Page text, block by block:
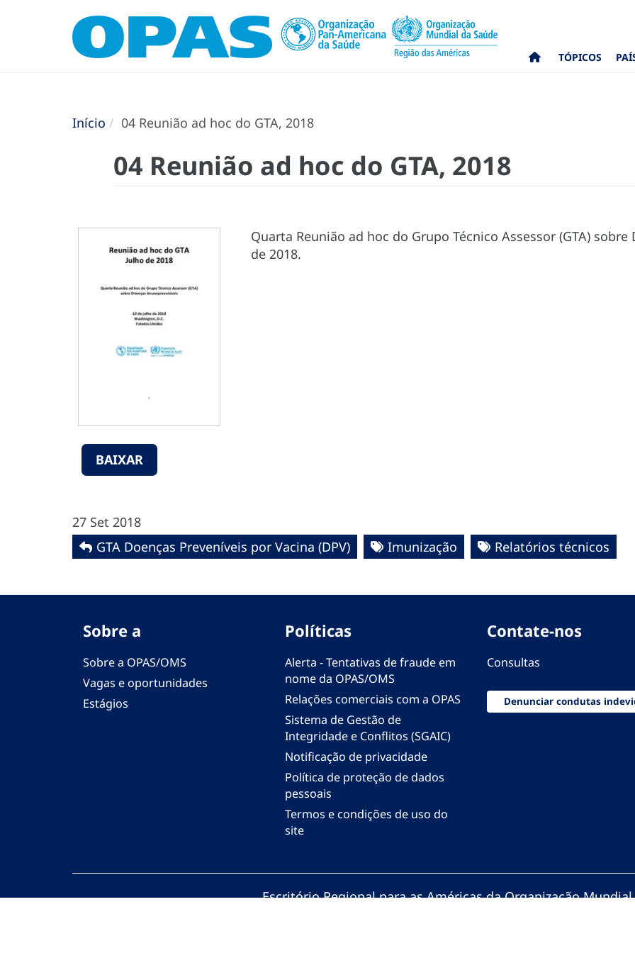
TÓPICOS
Início 04 Reunião ad hoc do GTA, 2018
04 Reunião ad hoc do GTA, 2018
BAIXAR
Quarta Reunião ad hoc do Grupo Técnico Assessor (GTA)
de 2018.
27 Set 2018
GTA Doenças Preveníveis por Vacina (DPV)
Imunização Relatórios técnicos
Sobre a
Sobre a OPAS/OMS
Vagas e oportunidades
Estágios
Políticas
Alerta - Tentativas de fraude em
nome da OPAS/OMS
Relações comerciais com a OPAS
Sistema de Gestão de
Integridade e Conflitos (SGAIC)
Notificação de privacidade
Política de proteção de dados
pessoais
Termos e condições de uso do
site
Contate-nos
Consultas
Denunciar condutas
Escritório Regional para as Américas da Organização Mundial